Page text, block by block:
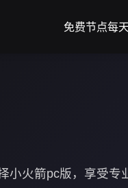
免费节点每
小火箭pc版，享受专